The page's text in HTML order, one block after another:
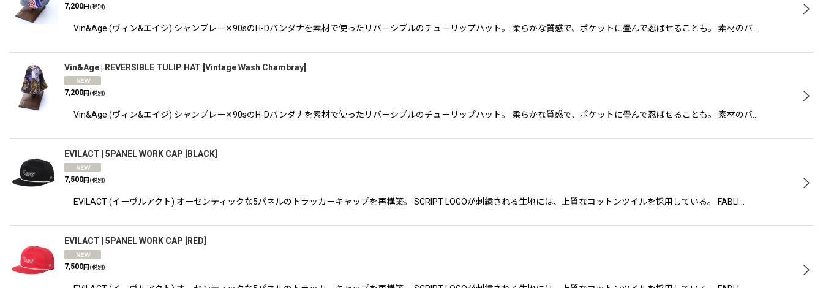
7,200円(税別)
Vin&Age (ヴィン&エイジ) シャンブレー✕90sのH-Dバンダナを素材で使ったリバーシブルのチューリップハット。 柔らかな質感で、ポケットに畳んで忍ばせることも。 素材のバ…
Vin&Age | REVERSIBLE TULIP HAT Vintage Wash Chambray
7,200円 (税別)
Vin&Age (ヴィン&エイジ) シャンブレー✕90sのH-Dバンダナを素材で使ったリバーシブルのチューリップハット。 柔らかな質感で、ポケットに畳んで忍ばせることも。 素材のバ…
EVILACT | 5PANEL WORK CAP BLACK
7,500円 (税別)
EVILACT (イーヴルアクト) オーセンティックな5パネルのトラッカーキャップを再構築。 SCRIPT LOGOが刺繍される生地には、上質なコットンツイルを採用している。 FABLI…
EVILACT | 5PANEL WORK CAP RED
7,500円(税別)